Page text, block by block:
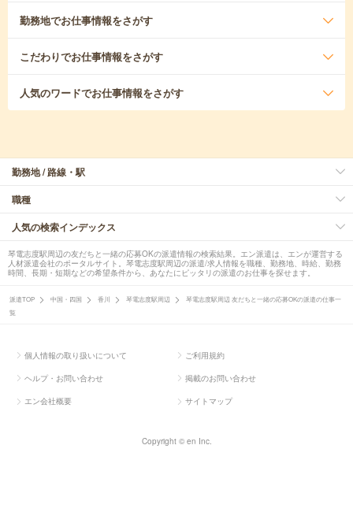
勤務地でお仕事情報をさがす
こだわりでお仕事情報をさがす
人気のワードでお仕事情報をさがす
勤務地 / 路線・駅
職種
人気の検索インデックス
琴電志度駅周辺の友だちと一緒の応募OKの派遣情報の検索結果。エン派遣は、エンが運営する
人材派遣会社のポータルサイト。琴電志度駅周辺の派遣/求人情報を職種、勤務地、時給、勤務
時間、長期・短期などの希望条件から、あなたにピッタリの派遣のお仕事を探せます。
派遣TOP 中国・四国 香川 琴電志度駅周辺
琴電志度駅周辺 友だちと一緒の応募OKの派遣の仕事一
覧
個人情報の取り扱いについて ご利用規約
ヘルプ・お問い合わせ 掲載のお問い合わせ
エン会社概要 サイトマップ
Copyright © en Inc.